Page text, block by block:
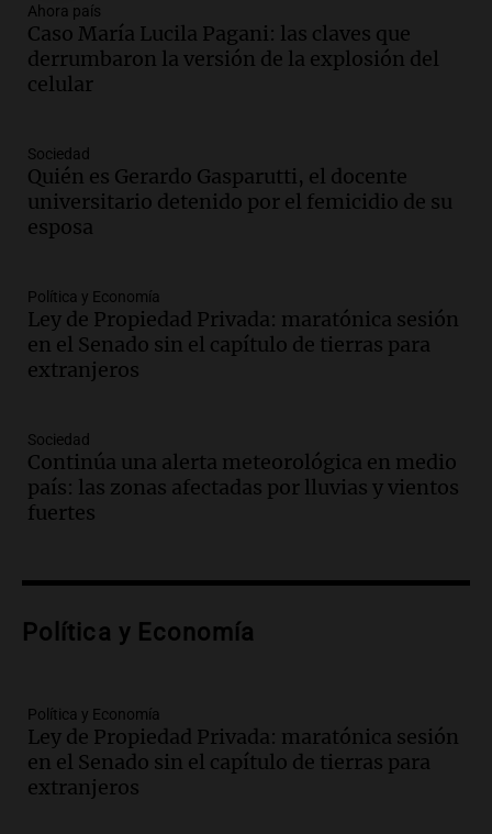
Audio.
El "Mono" de Kapanga
adelantó su show en Rosario.
Viva la Radio Rosario
Episodios
en suspenso a hombre por simular robo
de recaudación en San Luis
Panorama Federal
Episodios
ayuda por problemas de fertilidad y la
ostentación de millonarios
Amamos Argentina
Episodios
avanza con testimonios clave sobre el
accidente en Villa Dolores
Panorama Federal
tributo todos los jueves
Episodios
sea, va a ser lindo”
La Cadena del Gol
Episodios
Audio.Débora Blanca, psicóloga experta
Ahora país
Caso María Lucila Pagani: las claves que
derrumbaron la versión de la explosión del
celular
Sociedad
Quién es Gerardo Gasparutti, el docente
universitario detenido por el femicidio de su
esposa
Política y Economía
Ley de Propiedad Privada: maratónica sesión
en el Senado sin el capítulo de tierras para
extranjeros
Sociedad
Continúa una alerta meteorológica en medio
país: las zonas afectadas por lluvias y vientos
fuertes
Política y Economía
Política y Economía
Ley de Propiedad Privada: maratónica sesión
en el Senado sin el capítulo de tierras para
extranjeros